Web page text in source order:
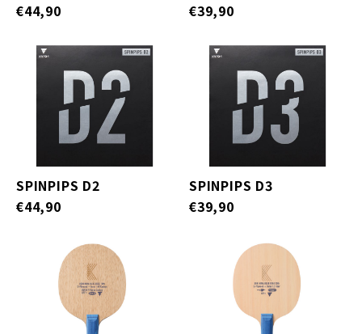
€44,90
€39,90
SPINPIPS D2
€44,90
SPINPIPS D3
€39,90